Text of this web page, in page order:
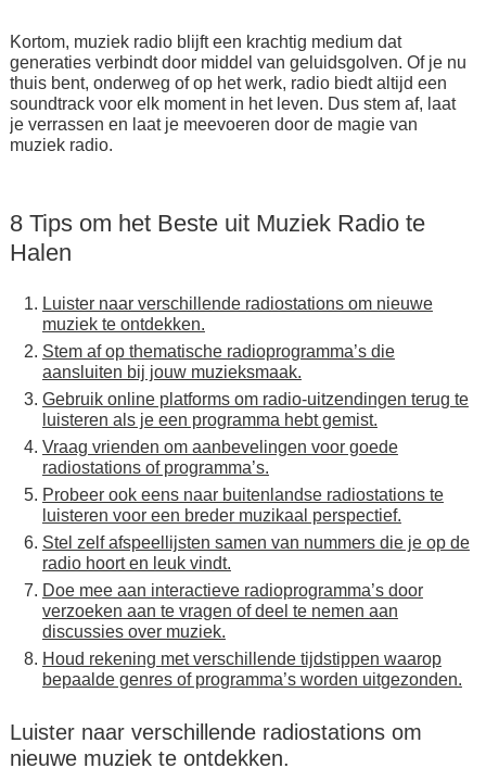
Kortom, muziek radio blijft een krachtig medium dat
generaties verbindt door middel van geluidsgolven. Of je nu
thuis bent, onderweg of op het werk, radio biedt altijd een
soundtrack voor elk moment in het leven. Dus stem af, laat
je verrassen en laat je meevoeren door de magie van
muziek radio.
8 Tips om het Beste uit Muziek Radio te
Halen
Luister naar verschillende radiostations om nieuwe
muziek te ontdekken.
Stem af op thematische radioprogramma’s die
aansluiten bij jouw muzieksmaak.
Gebruik online platforms om radio-uitzendingen terug te
luisteren als je een programma hebt gemist.
Vraag vrienden om aanbevelingen voor goede
radiostations of programma’s.
Probeer ook eens naar buitenlandse radiostations te
luisteren voor een breder muzikaal perspectief.
Stel zelf afspeellijsten samen van nummers die je op de
radio hoort en leuk vindt.
Doe mee aan interactieve radioprogramma’s door
verzoeken aan te vragen of deel te nemen aan
discussies over muziek.
Houd rekening met verschillende tijdstippen waarop
bepaalde genres of programma’s worden uitgezonden.
Luister naar verschillende radiostations om
nieuwe muziek te ontdekken.